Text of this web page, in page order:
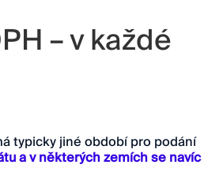
– v každé
typicky jiné období pro podání
a v některých zemích se navíc